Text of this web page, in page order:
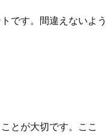
です。間違えないよう
とが大切です。ここ